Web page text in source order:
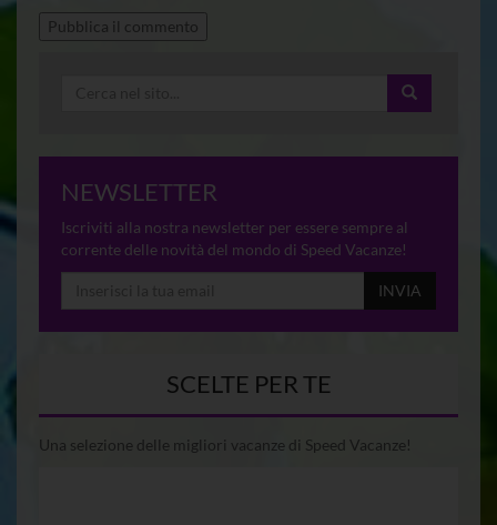
NEWSLETTER
Iscriviti alla nostra newsletter per essere sempre al
corrente delle novità del mondo di Speed Vacanze!
INVIA
SCELTE PER TE
Una selezione delle migliori vacanze di Speed Vacanze!